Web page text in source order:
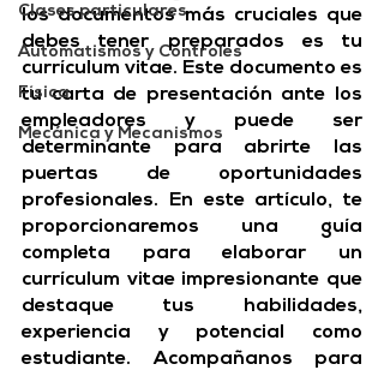
Clases particulares
Automatismos y Controles
Física
Mecánica y Mecanismos
los documentos más cruciales que
debes tener preparados es tu
currículum vitae. Este documento es
tu carta de presentación ante los
empleadores y puede ser
determinante para abrirte las
puertas de oportunidades
profesionales.
En este artículo, te
proporcionaremos una guía
completa para elaborar un
currículum vitae impresionante que
destaque tus habilidades,
experiencia y potencial como
estudiante. Acompañanos para